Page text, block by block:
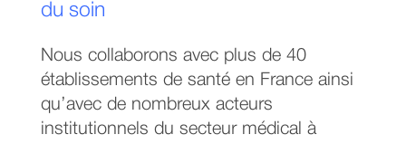
du soin
Nous collaborons avec plus de 40
établissements de santé en France ainsi
qu’avec de nombreux acteurs
institutionnels du secteur médical à